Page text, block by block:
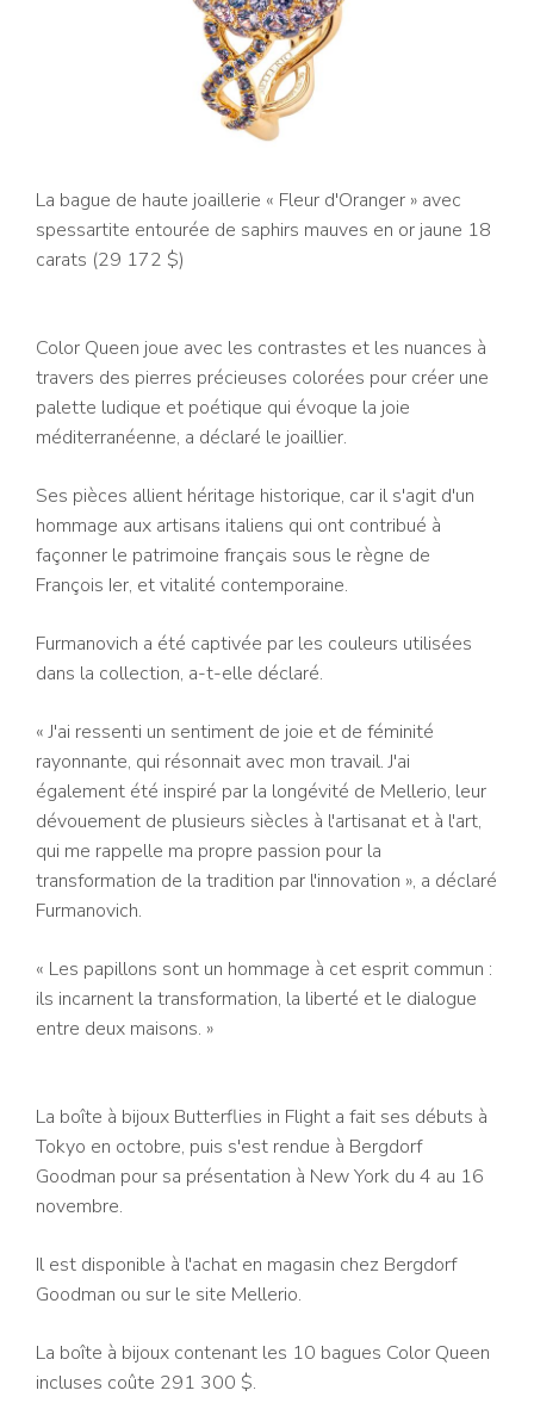
La bague de haute joaillerie « Fleur d'Oranger » avec
spessartite entourée de saphirs mauves en or jaune 18
carats (29 172 $)
Color Queen joue avec les contrastes et les nuances à
travers des pierres précieuses colorées pour créer une
palette ludique et poétique qui évoque la joie
méditerranéenne, a déclaré le joaillier.
Ses pièces allient héritage historique, car il s'agit d'un
hommage aux artisans italiens qui ont contribué à
façonner le patrimoine français sous le règne de
François Ier, et vitalité contemporaine.
Furmanovich a été captivée par les couleurs utilisées
dans la collection, a-t-elle déclaré.
« J'ai ressenti un sentiment de joie et de féminité
rayonnante, qui résonnait avec mon travail. J'ai
également été inspiré par la longévité de Mellerio, leur
dévouement de plusieurs siècles à l'artisanat et à l'art,
qui me rappelle ma propre passion pour la
transformation de la tradition par l'innovation », a déclaré
Furmanovich.
« Les papillons sont un hommage à cet esprit commun :
ils incarnent la transformation, la liberté et le dialogue
entre deux maisons. »
La boîte à bijoux Butterflies in Flight a fait ses débuts à
Tokyo en octobre, puis s'est rendue à Bergdorf
Goodman pour sa présentation à New York du 4 au 16
novembre.
Il est disponible à l'achat en magasin chez Bergdorf
Goodman ou sur le site Mellerio.
La boîte à bijoux contenant les 10 bagues Color Queen
incluses coûte 291 300 $.